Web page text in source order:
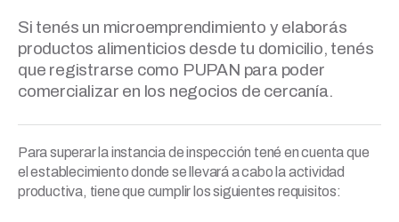
Si tenés un microemprendimiento y elaborás
productos alimenticios desde tu domicilio, tenés
que registrarse como PUPAN para poder
comercializar en los negocios de cercanía.
Para superar la instancia de inspección tené en cuenta que
el establecimiento donde se llevará a cabo la actividad
productiva, tiene que cumplir los siguientes requisitos: